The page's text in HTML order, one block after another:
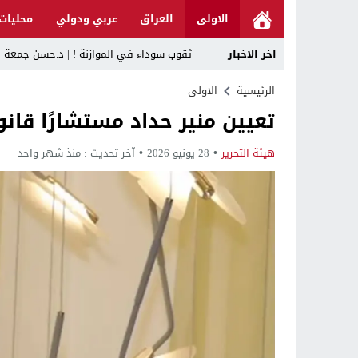
الاولى العراق عربي ودولي
اخر الاخبار
ثقوب سوداء في الموازنة ! | د.حسن جمعة
رئيس الوزراء يوجه بتعطيل الدوام
د. حسن جمعة يهنئ الأستاذ كريم حمادي
خلية الإعلام الأمني: الحكومة ماضية في
الرجل المناسب في المكان المناسب ..
قراءة نقدية في مرثية الوصل للكاتب
الرئيسية الاولى
تعيين منير حداد مستشارًا
هيئة التحرير 28 يونيو 2026 آخر تحديث : منذ شهر واحد